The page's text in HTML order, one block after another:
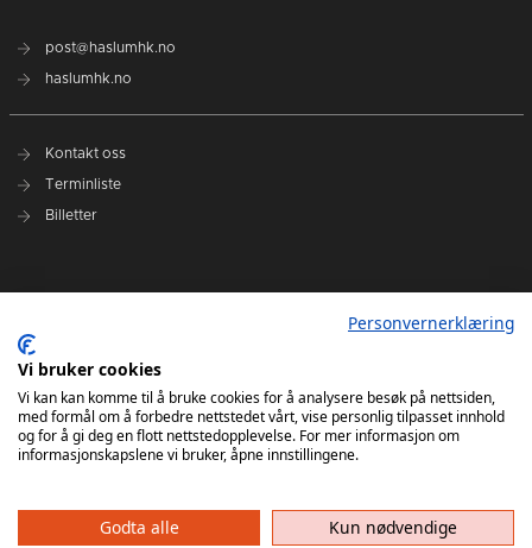
post@haslumhk.no
haslumhk.no
Kontakt oss
Terminliste
Billetter
Ansvarlig redaktør: Tore Solberg
Haslum HK har ikke ansvar for innhold på eksterne nettsider som det lenkes til. Kopiering
Personvernerklæring
Vi bruker cookies
Vi kan kan komme til å bruke cookies for å analysere besøk på nettsiden,
med formål om å forbedre nettstedet vårt, vise personlig tilpasset innhold
og for å gi deg en flott nettstedopplevelse. For mer informasjon om
informasjonskapslene vi bruker, åpne innstillingene.
Godta alle Kun nødvendige